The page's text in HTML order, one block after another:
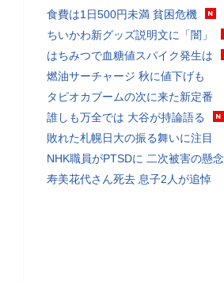
食費は1日500円未満 貧困危機
ちいかわ新グッズ説明文に「闇」
はちみつで血糖値スパイク発生は
燃油サーチャージ 秋に値下げも
タピオカブームの次に来た新定番
誰しも万全では 大谷が持論語る
敗れた札幌日大の振る舞いに注目
NHK職員がPTSDに 二次被害の懸念
寿美花代さん死去 息子2人が追悼